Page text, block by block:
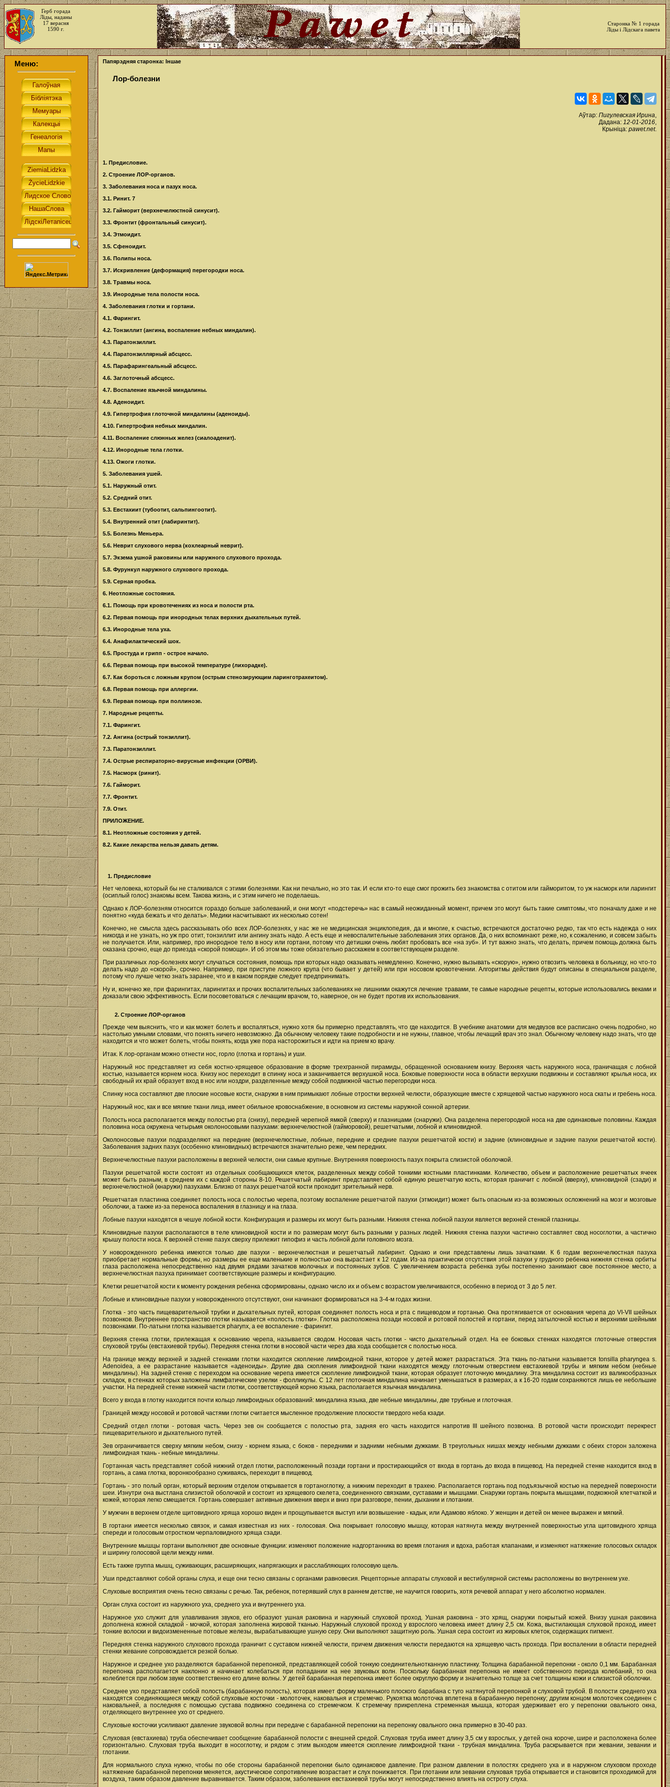
Герб горада
Ліды, наданы
17 верасня
1590 г.
Старонка № 1 горада
Ліды і Лідскага павета
Меню: Папярэдняя старонка: Іншае
Лор-болезни
Аўтар: Пигулевская Ирина,
Дадана: 12-01-2016,
Крыніца: pawet.net.
1. Предисловие.
2. Строение ЛОР-органов.
3. Заболевания носа и пазух носа.
3.1. Ринит. 7
3.2. Гайморит (верхнечелюстной синусит).
3.3. Фронтит (фронтальный синусит).
3.4. Этмоидит.
3.5. Сфеноидит.
3.6. Полипы носа.
3.7. Искривление (деформация) перегородки носа.
3.8. Травмы носа.
3.9. Инородные тела полости носа.
4. Заболевания глотки и гортани.
4.1. Фарингит.
4.2. Тонзиллит (ангина, воспаление небных миндалин).
4.3. Паратонзиллит.
4.4. Паратонзиллярный абсцесс.
4.5. Парафарингеальный абсцесс.
4.6. Заглоточный абсцесс.
4.7. Воспаление язычной миндалины.
4.8. Аденоидит.
4.9. Гипертрофия глоточной миндалины (аденоиды).
4.10. Гипертрофия небных миндалин.
4.11. Воспаление слюнных желез (сиалоаденит).
4.12. Инородные тела глотки.
4.13. Ожоги глотки.
5. Заболевания ушей.
5.1. Наружный отит.
5.2. Средний отит.
5.3. Евстахиит (тубоотит, сальпингоотит).
5.4. Внутренний отит (лабиринтит).
5.5. Болезнь Меньера.
5.6. Неврит слухового нерва (кохлеарный неврит).
5.7. Экзема ушной раковины или наружного слухового прохода.
5.8. Фурункул наружного слухового прохода.
5.9. Серная пробка.
6. Неотложные состояния.
6.1. Помощь при кровотечениях из носа и полости рта.
6.2. Первая помощь при инородных телах верхних дыхательных путей.
6.3. Инородные тела уха.
6.4. Анафилактический шок.
6.5. Простуда и грипп - острое начало.
6.6. Первая помощь при высокой температуре (лихорадке).
6.7. Как бороться с ложным крупом (острым стенозирующим ларинготрахеитом).
6.8. Первая помощь при аллергии.
6.9. Первая помощь при поллинозе.
7. Народные рецепты.
7.1. Фарингит.
7.2. Ангина (острый тонзиллит).
7.3. Паратонзиллит.
7.4. Острые респираторно-вирусные инфекции (ОРВИ).
7.5. Насморк (ринит).
7.6. Гайморит.
7.7. Фронтит.
7.9. Отит.
ПРИЛОЖЕНИЕ.
8.1. Неотложные состояния у детей.
8.2. Какие лекарства нельзя давать детям.
1. Предисловие
Нет человека, который бы не сталкивался с этими болезнями. Как ни печально, но это так. И если кто-то еще смог прожить без знакомства с отитом или гайморитом, то уж насморк или ларингит
(осиплый голос) знакомы всем. Такова жизнь, и с этим ничего не поделаешь.
Однако к ЛОР-болезням относится гораздо больше заболеваний, и они могут «подстеречь» нас в самый неожиданный момент, причем это могут быть такие симптомы, что поначалу даже и не
понятно «куда бежать и что делать». Медики насчитывают их несколько сотен!
Конечно, не смысла здесь рассказывать обо всех ЛОР-болезнях, у нас же не медицинская энциклопедия, да и многие, к счастью, встречаются достаточно редко, так что есть надежда о них
никогда и не узнать, но уж про отит, тонзиллит или ангину знать надо. А есть еще и невоспалительные заболевания этих органов. Да, о них вспоминают реже, но, к сожалению, и совсем забыть
не получается. Или, например, про инородное тело в носу или гортани, потому что детишки очень любят пробовать все «на зуб». И тут важно знать, что делать, причем помощь должна быть
оказана срочно, еще до приезда «скорой помощи». И об этом мы тоже обязательно расскажем в соответствующем разделе.
При различных лор-болезнях могут случаться состояния, помощь при которых надо оказывать немедленно. Конечно, нужно вызывать «скорую», нужно отвозить человека в больницу, но что-то
делать надо до «скорой», срочно. Например, при приступе ложного крупа (что бывает у детей) или при носовом кровотечении. Алгоритмы действия будут описаны в специальном разделе,
потому что лучше четко знать заранее, что и в каком порядке следует предпринимать.
Ну и, конечно же, при фарингитах, ларингитах и прочих воспалительных заболеваниях не лишними окажутся лечение травами, те самые народные рецепты, которые использовались веками и
доказали свою эффективность. Если посоветоваться с лечащим врачом, то, наверное, он не будет против их использования.
2. Строение ЛОР-органов
Прежде чем выяснить, что и как может болеть и воспаляться, нужно хотя бы примерно представлять, что где находится. В учебнике анатомии для медвузов все расписано очень подробно, но
настолько умными словами, что понять ничего невозможно. Да обычному человеку такие подробности и не нужны, главное, чтобы лечащий врач это знал. Обычному человеку надо знать, что где
находится и что может болеть, чтобы понять, когда уже пора насторожиться и идти на прием ко врачу.
Итак. К лор-органам можно отнести нос, горло (глотка и гортань) и уши.
Наружный нос представляет из себя костно-хрящевое образование в форме трехгранной пирамиды, обращенной основанием книзу. Верхняя часть наружного носа, граничащая с лобной
костью, называется корнем носа. Книзу нос переходит в спинку носа и заканчивается верхушкой носа. Боковые поверхности носа в области верхушки подвижны и составляют крылья носа, их
свободный их край образует вход в нос или ноздри, разделенные между собой подвижной частью перегородки носа.
Спинку носа составляют две плоские носовые кости, снаружи в ним примыкают лобные отростки верхней челюсти, образующие вместе с хрящевой частью наружного носа скаты и гребень носа.
Наружный нос, как и все мягкие ткани лица, имеет обильное кровоснабжение, в основном из системы наружной сонной артерии.
Полость носа располагается между полостью рта (снизу), передней черепной ямкой (сверху) и глазницами (снаружи). Она разделена перегородкой носа на две одинаковые половины. Каждая
половина носа окружена четырьмя околоносовыми пазухами: верхнечелюстной (гайморовой), решетчатыми, лобной и клиновидной.
Околоносовые пазухи подразделяют на передние (верхнечелюстные, лобные, передние и средние пазухи решетчатой кости) и задние (клиновидные и задние пазухи решетчатой кости).
Заболевания задних пазух (особенно клиновидных) встречаются значительно реже, чем передних.
Верхнечелюстные пазухи расположены в верхней челюсти, они самые крупные. Внутренняя поверхность пазух покрыта слизистой оболочкой.
Пазухи решетчатой кости состоят из отдельных сообщающихся клеток, разделенных между собой тонкими костными пластинками. Количество, объем и расположение решетчатых ячеек
может быть разным, в среднем их с каждой стороны 8-10. Решетчатый лабиринт представляет собой единую решетчатую кость, которая граничит с лобной (вверху), клиновидной (сзади) и
верхнечелюстной (кнаружи) пазухами. Близко от пазух решетчатой кости проходит зрительный нерв.
Решетчатая пластинка соединяет полость носа с полостью черепа, поэтому воспаление решетчатой пазухи (этмоидит) может быть опасным из-за возможных осложнений на мозг и мозговые
оболочки, а также из-за переноса воспаления в глазницу и на глаза.
Лобные пазухи находятся в чешуе лобной кости. Конфигурация и размеры их могут быть разными. Нижняя стенка лобной пазухи является верхней стенкой глазницы.
Клиновидные пазухи располагаются в теле клиновидной кости и по размерам могут быть разными у разных людей. Нижняя стенка пазухи частично составляет свод носоглотки, а частично
крышу полости носа. К верхней стенке пазух сверху прилежит гипофиз и часть лобной доли головного мозга.
У новорожденного ребенка имеются только две пазухи - верхнечелюстная и решетчатый лабиринт. Однако и они представлены лишь зачатками. К 6 годам верхнечелюстная пазуха
приобретает нормальные формы, но размеры ее еще маленькие и полностью она вырастает к 12 годам. Из-за практически отсутствия этой пазухи у грудного ребенка нижняя стенка орбиты
глаза расположена непосредственно над двумя рядами зачатков молочных и постоянных зубов. С увеличением возраста ребенка зубы постепенно занимают свое постоянное место, а
верхнечелюстная пазуха принимает соответствующие размеры и конфигурацию.
Клетки решетчатой кости к моменту рождения ребенка сформированы, однако число их и объем с возрастом увеличиваются, особенно в период от 3 до 5 лет.
Лобные и клиновидные пазухи у новорожденного отсутствуют, они начинают формироваться на 3-4-м годах жизни.
Глотка - это часть пищеварительной трубки и дыхательных путей, которая соединяет полость носа и рта с пищеводом и гортанью. Она протягивается от основания черепа до VI-VII шейных
позвонков. Внутреннее пространство глотки называется «полость глотки». Глотка расположена позади носовой и ротовой полостей и гортани, перед затылочной костью и верхними шейными
позвонками. По-латыни глотка называется pharynx, а ее воспаление - фарингит.
Верхняя стенка глотки, прилежащая к основанию черепа, называется сводом. Носовая часть глотки - чисто дыхательный отдел. На ее боковых стенках находятся глоточные отверстия
слуховой трубы (евстахиевой трубы). Передняя стенка глотки в носовой части через два хода сообщается с полостью носа.
На границе между верхней и задней стенками глотки находится скопление лимфоидной ткани, которое у детей может разрастаться. Эта ткань по-латыни называется tonsilla pharyngea s.
Adenoidea, а ее разрастание называется «аденоиды». Другие два скопления лимфоидной ткани находятся между глоточным отверстием евстахиевой трубы и мягким небом (небные
миндалины). На задней стенке с переходом на основание черепа имеется скопление лимфоидной ткани, которая образует глоточную миндалину. Эта миндалина состоит из валикообразных
складок, в стенках которых заложены лимфатические узелки - фолликулы. С 12 лет глоточная миндалина начинает уменьшаться в размерах, а к 16-20 годам сохраняются лишь ее небольшие
участки. На передней стенке нижней части глотки, соответствующей корню языка, располагается язычная миндалина.
Всего у входа в глотку находится почти кольцо лимфоидных образований: миндалина языка, две небные миндалины, две трубные и глоточная.
Границей между носовой и ротовой частями глотки считается мысленное продолжение плоскости твердого неба кзади.
Средний отдел глотки - ротовая часть. Через зев он сообщается с полостью рта, задняя его часть находится напротив III шейного позвонка. В ротовой части происходит перекрест
пищеварительного и дыхательного путей.
Зев ограничивается сверху мягким небом, снизу - корнем языка, с боков - передними и задними небными дужками. В треугольных нишах между небными дужками с обеих сторон заложена
лимфоидная ткань - небные миндалины.
Гортанная часть представляет собой нижний отдел глотки, расположенный позади гортани и простирающийся от входа в гортань до входа в пищевод. На передней стенке находится вход в
гортань, а сама глотка, воронкообразно суживаясь, переходит в пищевод.
Гортань - это полый орган, который верхним отделом открывается в гортаноглотку, а нижним переходит в трахею. Располагается гортань под подъязычной костью на передней поверхности
шеи. Изнутри она выстлана слизистой оболочкой и состоит из хрящевого скелета, соединенного связками, суставами и мышцами. Снаружи гортань покрыта мышцами, подкожной клетчаткой и
кожей, которая легко смещается. Гортань совершает активные движения вверх и вниз при разговоре, пении, дыхании и глотании.
У мужчин в верхнем отделе щитовидного хряща хорошо виден и прощупывается выступ или возвышение - кадык, или Адамово яблоко. У женщин и детей он менее выражен и мягкий.
В гортани имеется несколько связок, и самая известная из них - голосовая. Она покрывает голосовую мышцу, которая натянута между внутренней поверхностью угла щитовидного хряща
спереди и голосовым отростком черпаловидного хряща сзади.
Внутренние мышцы гортани выполняют две основные функции: изменяют положение надгортанника во время глотания и вдоха, работая клапанами, и изменяют натяжение голосовых складок
и ширину голосовой щели между ними.
Есть также группа мышц, суживающих, расширяющих, напрягающих и расслабляющих голосовую щель.
Уши представляют собой органы слуха, и еще они тесно связаны с органами равновесия. Рецепторные аппараты слуховой и вестибулярной системы расположены во внутреннем ухе.
Слуховые восприятия очень тесно связаны с речью. Так, ребенок, потерявший слух в раннем детстве, не научится говорить, хотя речевой аппарат у него абсолютно нормален.
Орган слуха состоит из наружного уха, среднего уха и внутреннего уха.
Наружное ухо служит для улавливания звуков, его образуют ушная раковина и наружный слуховой проход. Ушная раковина - это хрящ, снаружи покрытый кожей. Внизу ушная раковина
дополнена кожной складкой - мочкой, которая заполнена жировой тканью. Наружный слуховой проход у взрослого человека имеет длину 2,5 см. Кожа, выстилающая слуховой проход, имеет
тонкие волоски и видоизмененные потовые железы, вырабатывающие ушную серу. Они выполняют защитную роль. Ушная сера состоит из жировых клеток, содержащих пигмент.
Передняя стенка наружного слухового прохода граничит с суставом нижней челюсти, причем движения челюсти передаются на хрящевую часть прохода. При воспалении в области передней
стенки жевание сопровождается резкой болью.
Наружное и среднее ухо разделяются барабанной перепонкой, представляющей собой тонкую соединительнотканную пластинку. Толщина барабанной перепонки - около 0,1 мм. Барабанная
перепонка располагается наклонно и начинает колебаться при попадании на нее звуковых волн. Поскольку барабанная перепонка не имеет собственного периода колебаний, то она
колеблется при любом звуке соответственно его длине волны. У детей барабанная перепонка имеет более округлую форму и значительно толще за счет толщины кожи и слизистой оболочки.
Среднее ухо представляет собой полость (барабанную полость), которая имеет форму маленького плоского барабана с туго натянутой перепонкой и слуховой трубой. В полости среднего уха
находятся соединяющиеся между собой слуховые косточки - молоточек, наковальня и стремечко. Рукоятка молоточка вплетена в барабанную перепонку; другим концом молоточек соединен с
наковальней, а последняя с помощью сустава подвижно соединена со стремечком. К стремечку прикреплена стременная мышца, которая удерживает его у перепонки овального окна,
отделяющего внутреннее ухо от среднего.
Слуховые косточки усиливают давление звуковой волны при передаче с барабанной перепонки на перепонку овального окна примерно в 30-40 раз.
Слуховая (евстахиева) труба обеспечивает сообщение барабанной полости с внешней средой. Слуховая труба имеет длину 3,5 см у взрослых, у детей она короче, шире и расположена более
горизонтально. Слуховая труба выходит в носоглотку, и рядом с этим выходом имеется скопление лимфоидной ткани - трубная миндалина. Труба раскрывается при жевании, зевании и
глотании.
Для нормального слуха нужно, чтобы по обе стороны барабанной перепонки было одинаковое давление. При разном давлении в полостях среднего уха и в наружном слуховом проходе
натяжение барабанной перепонки меняется, акустическое сопротивление возрастает и слух понижается. При глотании или зевании слуховая труба открывается и становится проходимой для
воздуха, таким образом давление выравнивается. Таким образом, заболевания евстахиевой трубы могут непосредственно влиять на остроту слуха.